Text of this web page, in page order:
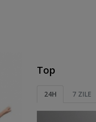
Top
24H 7 ZILE